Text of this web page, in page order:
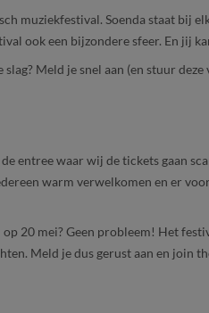
muziekfestival. Soenda staat bij
ook een bijzondere sfeer. En jij
slag? Meld je snel aan (en stuur
entree waar wij de tickets gaan
warm verwelkomen en er
20 mei? Geen probleem! Het
Meld je dus gerust aan en join